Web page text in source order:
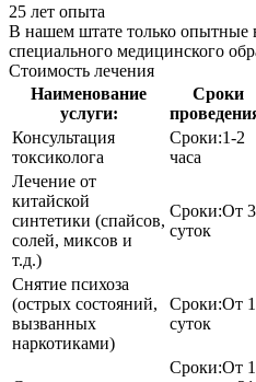
25 лет опыта
В нашем штате только опытные
специального медицинского
Стоимость лечения
Наименование
услуги:
Сроки
Консультация
токсиколога
Сроки:1-2
часа
Лечение от
китайской
синтетики (спайсов,
солей, миксов и
т.д.)
Сроки:От 3
суток
Снятие психоза
(острых состояний,
вызванных
наркотиками)
Сроки:От 1
суток
Сроки:От 1